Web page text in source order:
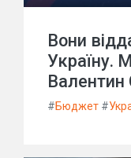
Вони
Україну.
#Бюджет #